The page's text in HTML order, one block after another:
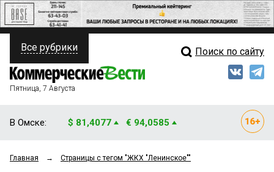
ПОЛИТИКА
ФИНАНСЫ
ОБЩЕСТВО
Свежий выпуск
Мнения
Все рубрики Поиск по сайту
Пятница, 7 Августа
В Омске: $ 81,4077 € 94,0585
Главная → Страницы c тегом "ЖКХ "Ленинское""